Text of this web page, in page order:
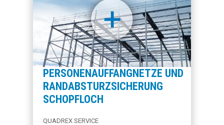
PERSONENAUFFANG­NETZE UND
RANDABSTURZ­SICHERUNG
SCHOPFLOCH
QUADREX SERVICE